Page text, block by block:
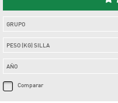
GRUPO
PESO (KG) SILLA
AÑO
Comparar